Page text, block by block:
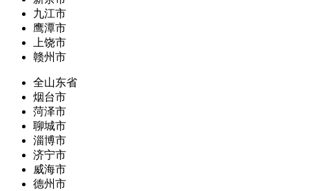
九江市
鹰潭市
上饶市
赣州市
全山东省
烟台市
菏泽市
聊城市
淄博市
济宁市
威海市
德州市